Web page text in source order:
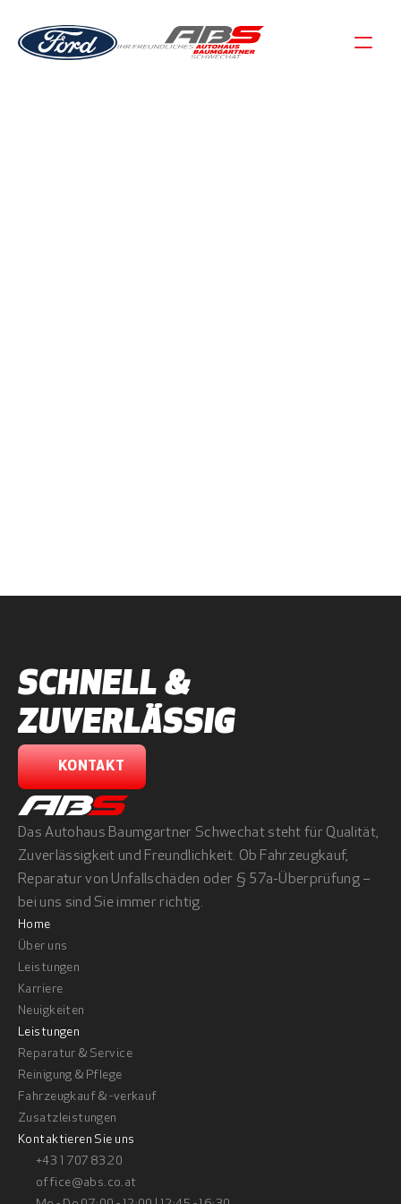
2020
SCHNELL &
ZUVERLÄSSIG
KONTAKT
Das Autohaus Baumgartner Schwechat steht für Qualität,
Zuverlässigkeit und Freundlichkeit. Ob Fahrzeugkauf,
Reparatur von Unfallschäden oder § 57a-Überprüfung –
bei uns sind Sie immer richtig.
Home
Über uns
Leistungen
Karriere
Neuigkeiten
Leistungen
Reparatur & Service
Reinigung & Pflege
Fahrzeugkauf & -verkauf
Zusatzleistungen
Kontaktieren Sie uns
+43 1 707 83 20
office@abs.co.at